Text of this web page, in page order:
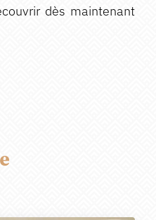
dès maintenant